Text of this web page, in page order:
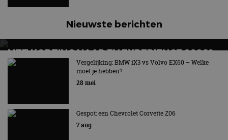
Nieuwste berichten
MET KORTING NAAR EV EXPERIENCE 2026?
AUTORAI REGELT HET!
EV Experience 2026 van 24 tot 26 september
Vergelijking: BMW iX3 vs Volvo EX60 – Welke
moet je hebben?
28 mei
Gespot: een Chevrolet Corvette Z06
7 aug